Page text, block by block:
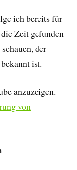
ich bereits für
Zeit gefunden
der
ist.
anzuzeigen.
von